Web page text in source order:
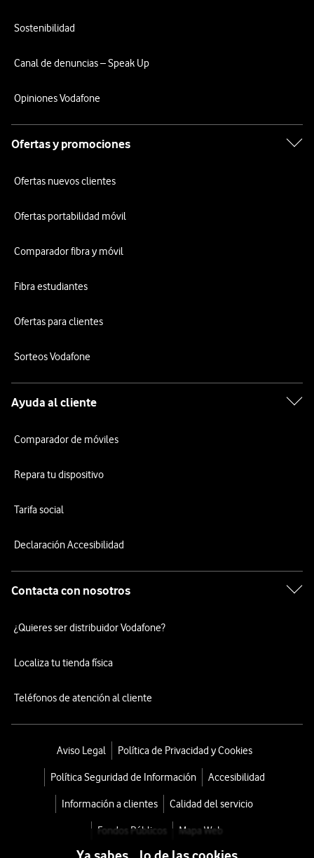
Sostenibilidad
Canal de denuncias – Speak Up
Opiniones Vodafone
Ofertas y promociones
Ofertas nuevos clientes
Ofertas portabilidad móvil
Comparador fibra y móvil
Fibra estudiantes
Ofertas para clientes
Sorteos Vodafone
Ayuda al cliente
Comparador de móviles
Repara tu dispositivo
Tarifa social
Declaración Accesibilidad
Contacta con nosotros
¿Quieres ser distribuidor Vodafone?
Localiza tu tienda física
Teléfonos de atención al cliente
Aviso Legal Política de Privacidad y Cookies
Política Seguridad de Información Accesibilidad
Información a clientes Calidad del servicio
Fondos Públicos Mapa Web